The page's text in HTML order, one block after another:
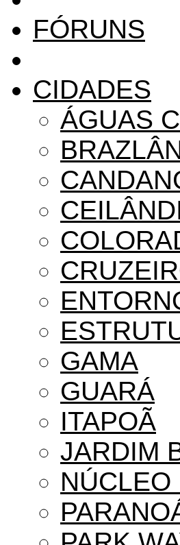
FÓRUNS
CIDADES
ÁGUAS
GAMA
GUARÁ
ITAPOÃ
JARDIM